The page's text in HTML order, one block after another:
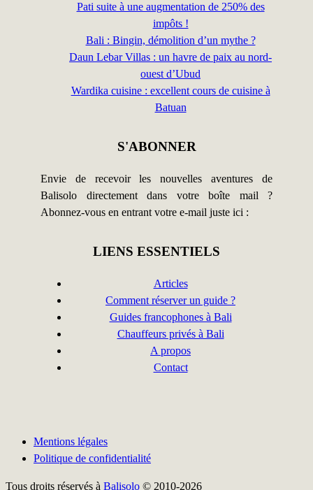
Pati suite à une augmentation de 250% des
impôts !
Bali : Bingin, démolition d’un mythe ?
Daun Lebar Villas : un havre de paix au nord-
ouest d’Ubud
Wardika cuisine : excellent cours de cuisine à
Batuan
S'ABONNER
Envie de recevoir les nouvelles aventures de
Balisolo directement dans votre boîte mail ?
Abonnez-vous en entrant votre e-mail juste ici :
LIENS ESSENTIELS
Articles
Comment réserver un guide ?
Guides francophones à Bali
Chauffeurs privés à Bali
A propos
Contact
Mentions légales
Politique de confidentialité
Tous droits réservés à Balisolo © 2010-2026